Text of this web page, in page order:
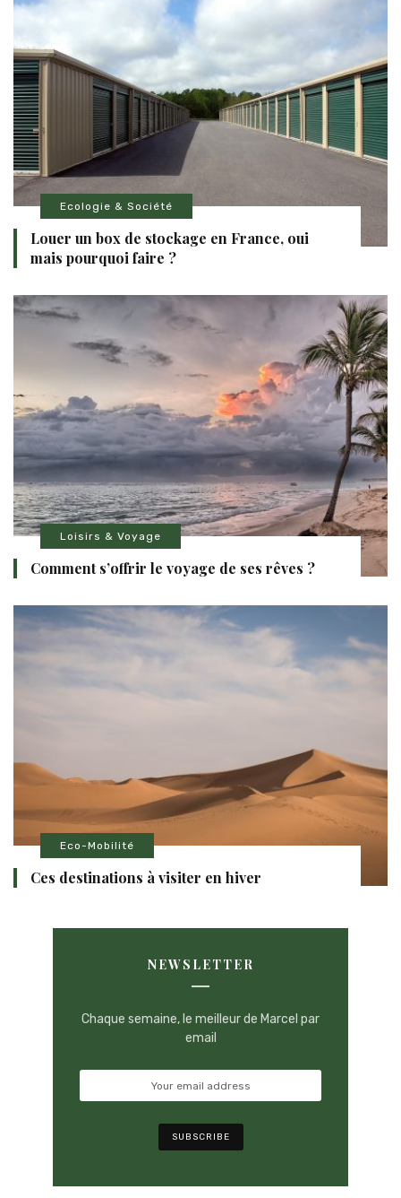
Ecologie & Société
Louer un box de stockage en France, oui
mais pourquoi faire ?
Loisirs & Voyage
Comment s’offrir le voyage de ses rêves ?
Eco-Mobilité
Ces destinations à visiter en hiver
NEWSLETTER
Chaque semaine, le meilleur de Marcel par
email